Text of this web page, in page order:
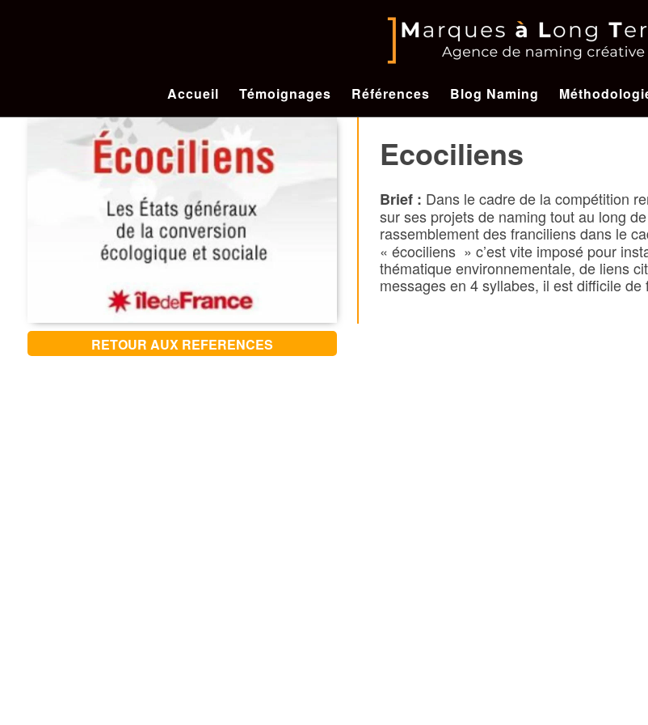
Accueil Témoignages Références Blog Naming
RETOUR AUX REFERENCES
Ecociliens
Brief : Dans le cadre de la compétition
sur ses projets de naming tout au long
rassemblement des franciliens dans le
« écociliens » c’est vite imposé pour
thématique environnementale, de liens
messages en 4 syllabes, il est difficile de